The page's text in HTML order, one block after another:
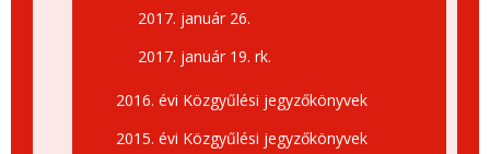
2017. január 26.
2017. január 19. rk.
2016. évi Közgyűlési jegyzőkönyvek
2015. évi Közgyűlési jegyzőkönyvek